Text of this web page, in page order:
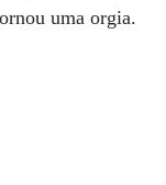
uma orgia.